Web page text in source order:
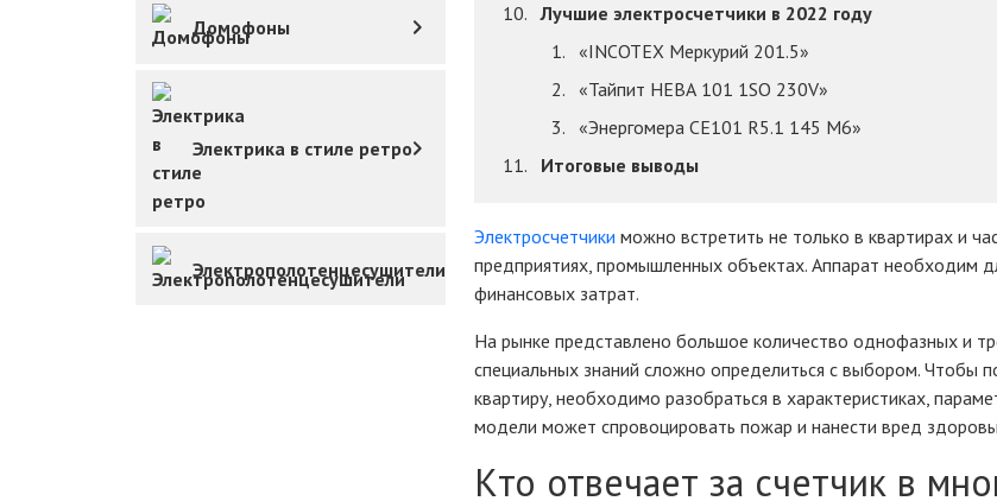
Домофоны
Электрика в стиле ретро
Электрополотенцесушители
Лучшие электросчетчики в 2022 году
«INCOTEX Меркурий 201.5»
«Тайпит НЕВА 101 1SO 230V»
«Энергомера CE101 R5.1 145 M6»
Итоговые выводы
Электросчетчики можно встретить не только в квартирах и
предприятиях, промышленных объектах. Аппарат необходим
финансовых затрат.
На рынке представлено большое количество однофазных и
специальных знаний сложно определиться с выбором. Чтобы
квартиру, необходимо разобраться в характеристиках,
модели может спровоцировать пожар и нанести вред
Кто отвечает за счетчик в